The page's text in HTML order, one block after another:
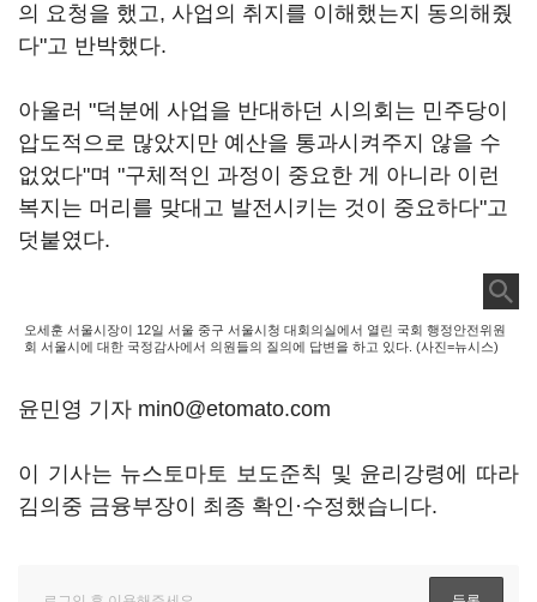
의 요청을 했고, 사업의 취지를 이해했는지 동의해줬
다"고 반박했다.
아울러 "덕분에 사업을 반대하던 시의회는 민주당이
압도적으로 많았지만 예산을 통과시켜주지 않을 수
없었다"며 "구체적인 과정이 중요한 게 아니라 이런
복지는 머리를 맞대고 발전시키는 것이 중요하다"고
덧붙였다.
오세훈 서울시장이 12일 서울 중구 서울시청 대회의실에서 열린 국회 행정안전위원
회 서울시에 대한 국정감사에서 의원들의 질의에 답변을 하고 있다. (사진=뉴시스)
윤민영 기자 min0@etomato.com
이 기사는 뉴스토마토 보도준칙 및 윤리강령에 따라
김의중 금융부장이 최종 확인·수정했습니다.